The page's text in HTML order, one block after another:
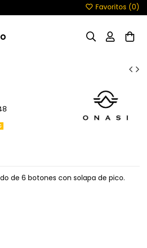
Favoritos (0)
de 6 botones con solapa de pico.